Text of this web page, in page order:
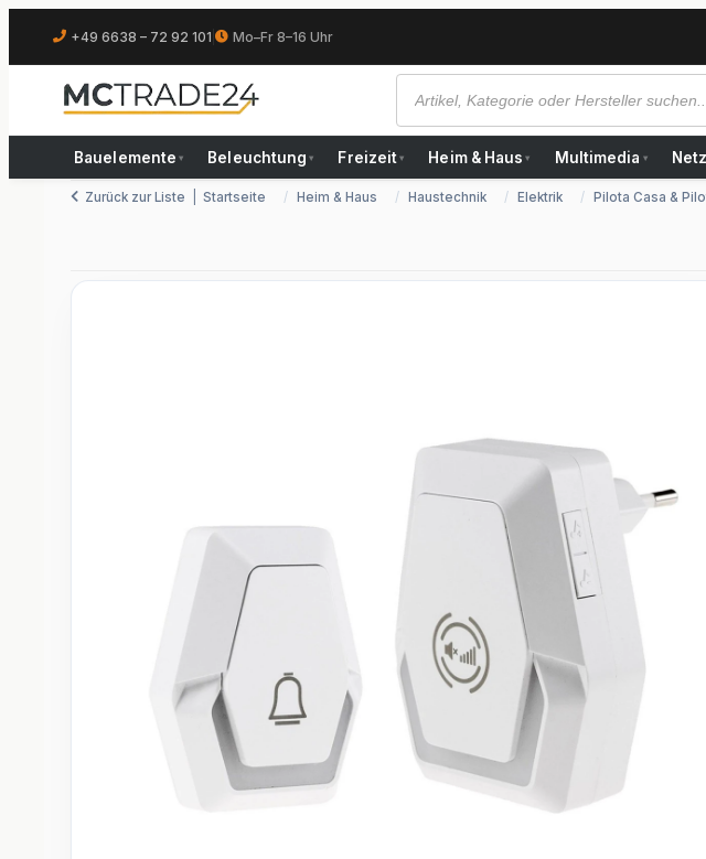
+49 6638 – 72 92 101 Mo–Fr 8–16 Uhr
Bauelemente ▾ Beleuchtung ▾ Freizeit ▾ Heim & Haus ▾ Multimedia ▾
Zurück zur Liste Startseite Heim & Haus Haustechnik Elektrik Pilota Casa &